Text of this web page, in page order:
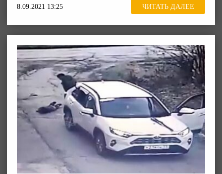
8.09.2021 13:25 ЧИТАТЬ ДАЛЕЕ